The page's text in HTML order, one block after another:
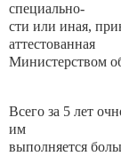
специально-
сти или иная,
аттестованная
Министерством
Всего за 5 лет
им
выполняется